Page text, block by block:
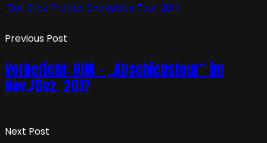
´RollSlick ProlidolSnakebite Tour 2017
Previous Post
Vorbericht: HIM – „Abschiedstour“ im
Nov./Dez. 2017
Next Post